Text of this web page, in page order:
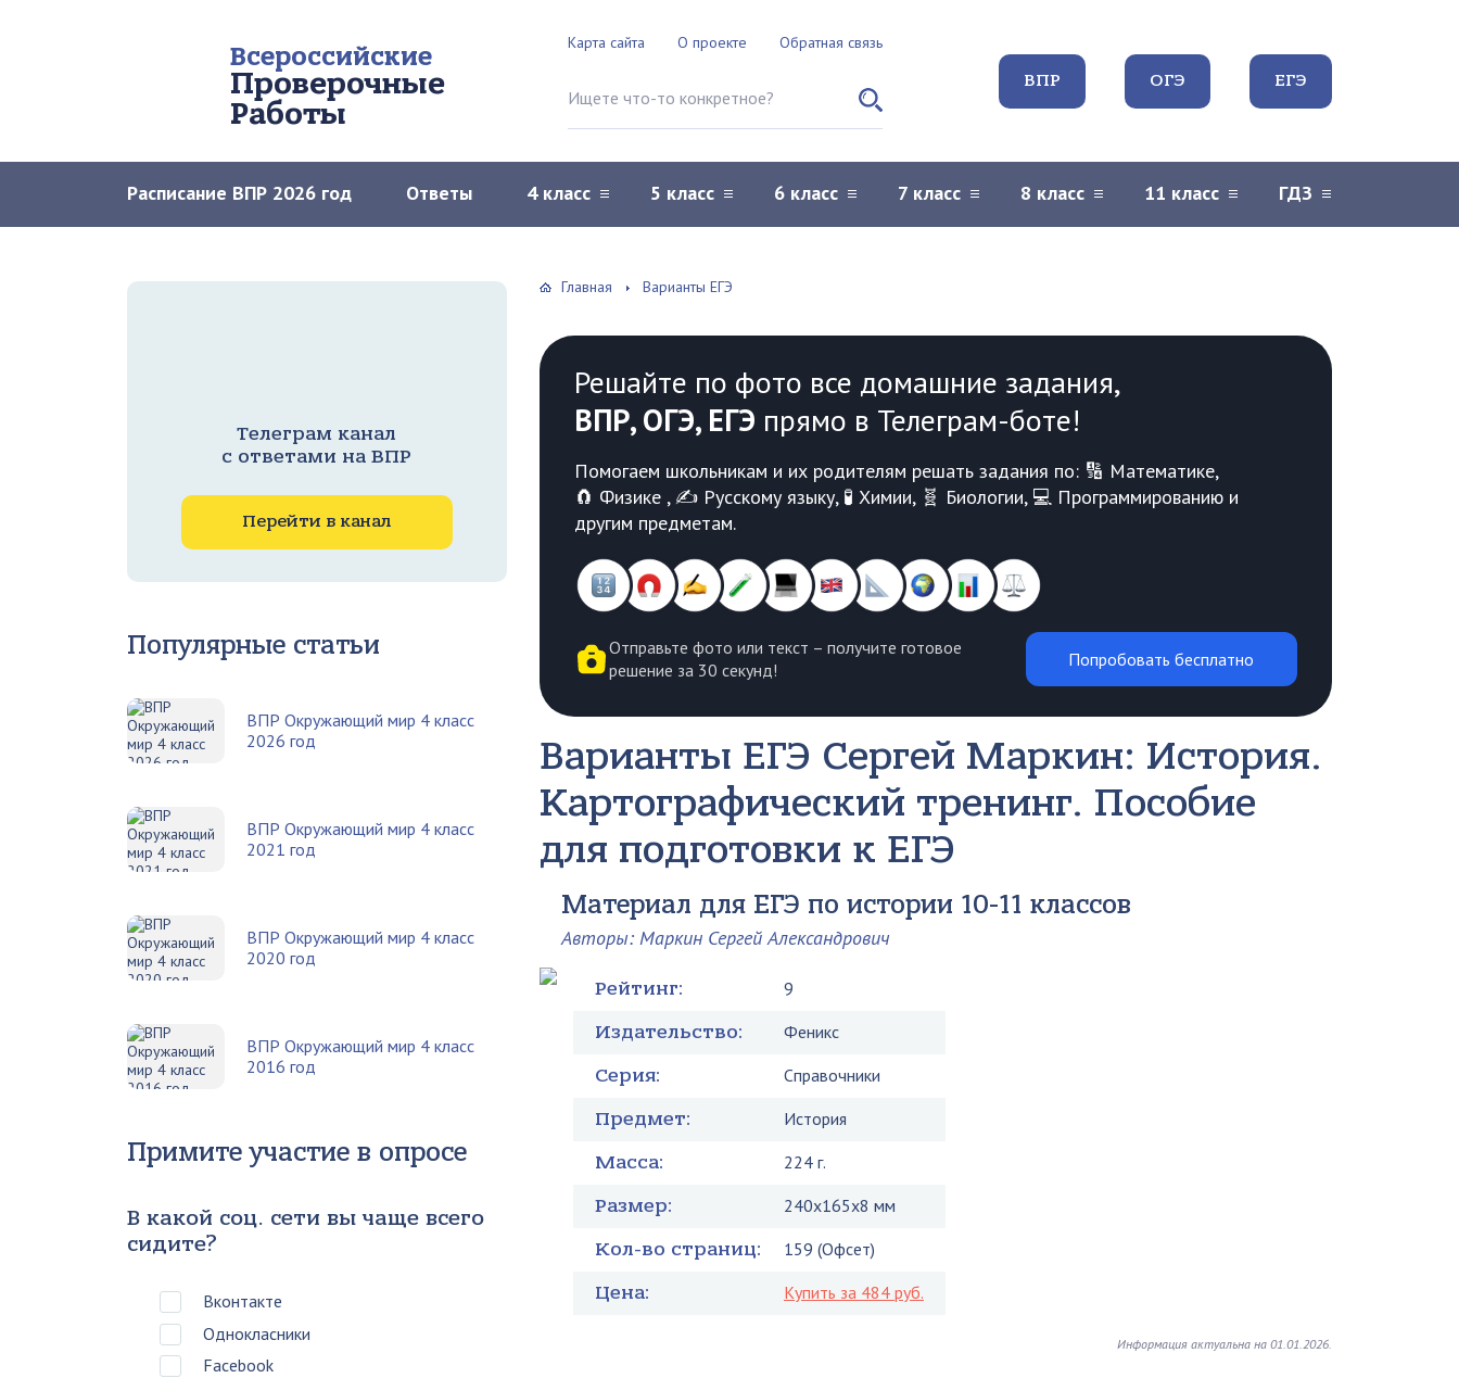
Всероссийские
Проверочные
Работы
Карта сайта О проекте Обратная связь
Поиск по сайту
ВПР ОГЭ ЕГЭ
Расписание ВПР 2026 год Ответы 4 класс 5 класс 6 класс 7 класс 8 класс 11 класс ГДЗ
Главная Варианты ЕГЭ
Решайте по фото все домашние задания,
ВПР, ОГЭ, ЕГЭ прямо в Телеграм-боте!
Помогаем школьникам и их родителям решать задания по: 🔢 Математике,
🧲 Физике , ✍️ Русскому языку, 🧪 Химии, 🧬 Биологии, 💻 Программированию и
другим предметам.
Отправьте фото или текст – получите готовое
решение за 30 секунд!
Попробовать бесплатно
Варианты ЕГЭ Сергей Маркин: История.
Картографический тренинг. Пособие
для подготовки к ЕГЭ
Материал для ЕГЭ по истории 10-11 классов
Авторы: Маркин Сергей Александрович
Рейтинг: 9
Издательство: Феникс
Серия: Справочники
Предмет: История
Масса: 224 г.
Размер: 240x165x8 мм
Кол-во страниц: 159 (Офсет)
Цена: Купить за 484 руб.
Информация актуальна на 01.01.2026.
Телеграм канал
с ответами на ВПР
Перейти в канал
Популярные статьи
ВПР Окружающий мир 4 класс
2026 год
ВПР Окружающий мир 4 класс
2021 год
ВПР Окружающий мир 4 класс
2020 год
ВПР Окружающий мир 4 класс
2016 год
Примите участие в опросе
В какой соц. сети вы чаще всего
сидите?
Вконтакте
Однокласники
Facebook